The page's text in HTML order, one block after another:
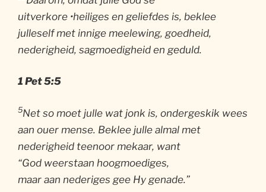
uitverkore •heiliges en geliefdes is, beklee
julleself met innige meelewing, goedheid,
nederigheid, sagmoedigheid en geduld.
1 Pet 5:5
5Net so moet julle wat jonk is, ondergeskik wees
aan ouer mense. Beklee julle almal met
nederigheid teenoor mekaar, want
“God weerstaan hoogmoediges,
maar aan nederiges gee Hy genade.”